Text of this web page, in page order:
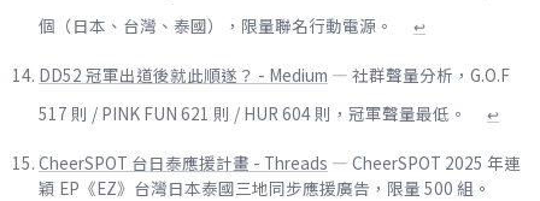
個（日本、台灣、泰國），限量聯名行動電源。
↩
DD52 冠軍出道後就此順遂？ - Medium — 社群聲量分析，G.O.F
517 則 / PINK FUN 621 則 / HUR 604 則，冠軍聲量最低。
↩
CheerSPOT 台日泰應援計畫 - Threads — CheerSPOT 2025 年連
穎 EP《EZ》台灣日本泰國三地同步應援廣告，限量 500 組。